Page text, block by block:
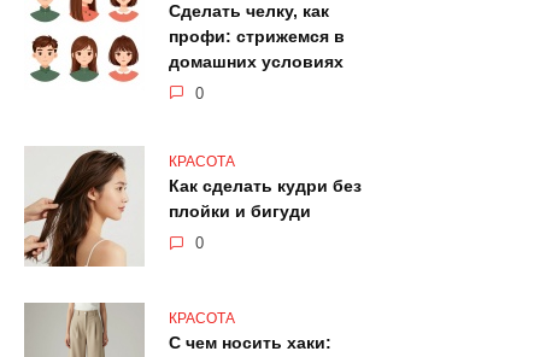
Сделать челку, как
профи: стрижемся в
домашних условиях
0
КРАСОТА
Как сделать кудри без
плойки и бигуди
0
КРАСОТА
С чем носить хаки: